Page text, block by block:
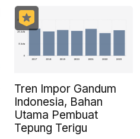
Tren Impor Gandum
Indonesia, Bahan
Utama Pembuat
Tepung Terigu